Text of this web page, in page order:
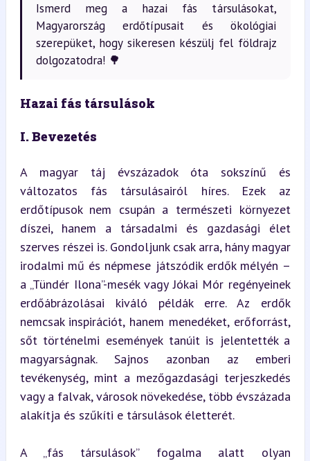
Ismerd meg a hazai fás társulásokat,
Magyarország erdőtípusait és ökológiai
szerepüket, hogy sikeresen készülj fel földrajz
dolgozatodra! 🌳
Hazai fás társulások
I. Bevezetés
A magyar táj évszázadok óta sokszínű és
változatos fás társulásairól híres. Ezek az
erdőtípusok nem csupán a természeti környezet
díszei, hanem a társadalmi és gazdasági élet
szerves részei is. Gondoljunk csak arra, hány magyar
irodalmi mű és népmese játszódik erdők mélyén –
a „Tündér Ilona”-mesék vagy Jókai Mór regényeinek
erdőábrázolásai kiváló példák erre. Az erdők
nemcsak inspirációt, hanem menedéket, erőforrást,
sőt történelmi események tanúit is jelentették a
magyarságnak. Sajnos azonban az emberi
tevékenység, mint a mezőgazdasági terjeszkedés
vagy a falvak, városok növekedése, több évszázada
alakítja és szűkíti e társulások életterét.
A „fás társulások” fogalma alatt olyan